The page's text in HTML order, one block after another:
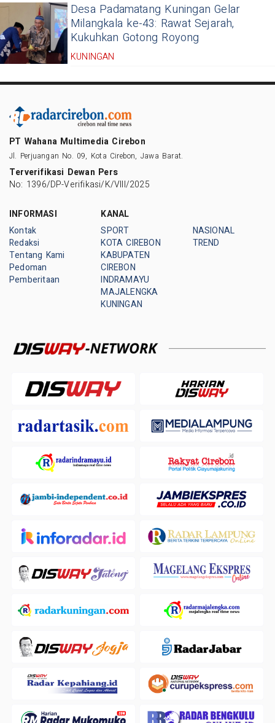
Desa Padamatang Kuningan Gelar
Milangkala ke-43: Rawat Sejarah,
Kukuhkan Gotong Royong
KUNINGAN
PT Wahana Multimedia Cirebon
Jl. Perjuangan No. 09, Kota Cirebon, Jawa Barat.
Terverifikasi Dewan Pers
No: 1396/DP-Verifikasi/K/VIII/2025
INFORMASI
Kontak
Redaksi
Tentang Kami
Pedoman
Pemberitaan
KANAL
SPORT
KOTA CIREBON
KABUPATEN
CIREBON
INDRAMAYU
MAJALENGKA
KUNINGAN
NASIONAL
TREND